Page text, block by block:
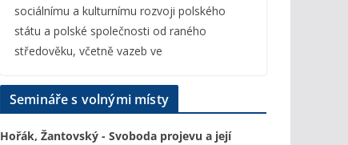
sociálnímu a kulturnímu rozvoji polského
státu a polské společnosti od raného
středověku, včetně vazeb ve
Semináře s volnými místy
Hořák, Žantovský - Svoboda projevu a její